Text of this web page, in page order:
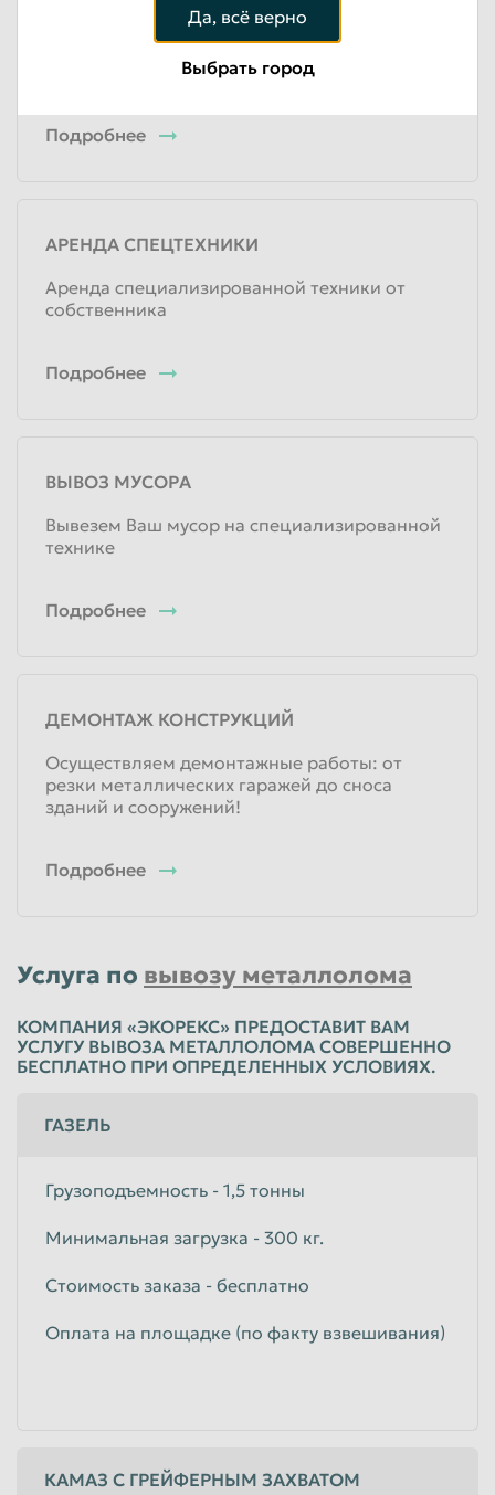
УТИЛИЗАЦИЯ ОТХОДОВ
Утилизация отходов производства и
Подробнее
АРЕНДА СПЕЦТЕХНИКИ
Аренда специализированной техники от
собственника
Подробнее
ВЫВОЗ МУСОРА
Вывезем Ваш мусор на специализированной
технике
Подробнее
ДЕМОНТАЖ КОНСТРУКЦИЙ
Осуществляем демонтажные работы: от
резки металлических гаражей до сноса
зданий и сооружений!
Подробнее
Услуга по вывозу металлолома
КОМПАНИЯ «ЭКОРЕКС» ПРЕДОСТАВИТ ВАМ
УСЛУГУ ВЫВОЗА МЕТАЛЛОЛОМА СОВЕРШЕННО
БЕСПЛАТНО ПРИ ОПРЕДЕЛЕННЫХ УСЛОВИЯХ.
ГАЗЕЛЬ
Грузоподъемность - 1,5 тонны
Минимальная загрузка - 300 кг.
Стоимость заказа - бесплатно
Оплата на площадке (по факту взвешивания)
КАМАЗ С ГРЕЙФЕРНЫМ ЗАХВАТОМ
Да, всё верно
Выбрать город